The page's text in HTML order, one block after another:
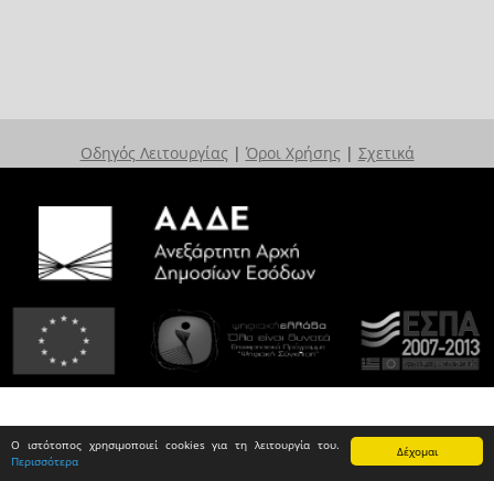
Δέχομαι
Ο ιστότοπος χρησιμοποιεί cookies για τη λειτουργία του.
Περισσότερα
Οδηγός Λειτουργίας | Όροι Χρήσης | Σχετικά